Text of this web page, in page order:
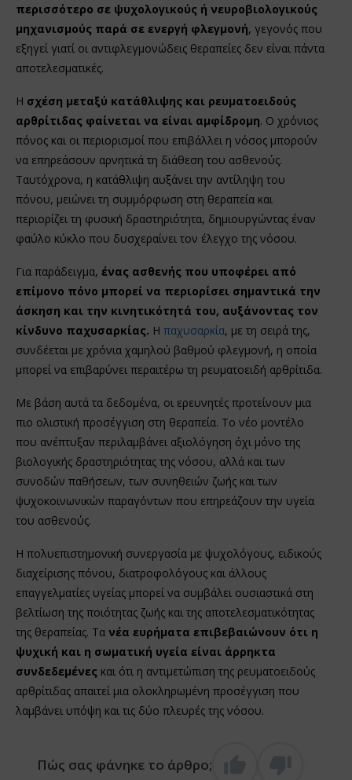
περισσότερο σε ψυχολογικούς ή νευροβιολογικούς
μηχανισμούς παρά σε ενεργή φλεγμονή, γεγονός που
εξηγεί γιατί οι αντιφλεγμονώδεις θεραπείες δεν είναι πάντα
αποτελεσματικές.
Η σχέση μεταξύ κατάθλιψης και ρευματοειδούς
αρθρίτιδας φαίνεται να είναι αμφίδρομη. Ο χρόνιος
πόνος και οι περιορισμοί που επιβάλλει η νόσος μπορούν
να επηρεάσουν αρνητικά τη διάθεση του ασθενούς.
Ταυτόχρονα, η κατάθλιψη αυξάνει την αντίληψη του
πόνου, μειώνει τη συμμόρφωση στη θεραπεία και
περιορίζει τη φυσική δραστηριότητα, δημιουργώντας έναν
φαύλο κύκλο που δυσχεραίνει τον έλεγχο της νόσου.
Για παράδειγμα, ένας ασθενής που υποφέρει από
επίμονο πόνο μπορεί να περιορίσει σημαντικά την
άσκηση και την κινητικότητά του, αυξάνοντας τον
κίνδυνο παχυσαρκίας. Η παχυσαρκία, με τη σειρά της,
συνδέεται με χρόνια χαμηλού βαθμού φλεγμονή, η οποία
μπορεί να επιβαρύνει περαιτέρω τη ρευματοειδή αρθρίτιδα.
Με βάση αυτά τα δεδομένα, οι ερευνητές προτείνουν μια
πιο ολιστική προσέγγιση στη θεραπεία. Το νέο μοντέλο
που ανέπτυξαν περιλαμβάνει αξιολόγηση όχι μόνο της
βιολογικής δραστηριότητας της νόσου, αλλά και των
συνοδών παθήσεων, των συνηθειών ζωής και των
ψυχοκοινωνικών παραγόντων που επηρεάζουν την υγεία
του ασθενούς.
Η πολυεπιστημονική συνεργασία με ψυχολόγους, ειδικούς
διαχείρισης πόνου, διατροφολόγους και άλλους
επαγγελματίες υγείας μπορεί να συμβάλει ουσιαστικά στη
βελτίωση της ποιότητας ζωής και της αποτελεσματικότητας
της θεραπείας. Τα νέα ευρήματα επιβεβαιώνουν ότι η
ψυχική και η σωματική υγεία είναι άρρηκτα
συνδεδεμένες και ότι η αντιμετώπιση της ρευματοειδούς
αρθρίτιδας απαιτεί μια ολοκληρωμένη προσέγγιση που
λαμβάνει υπόψη και τις δύο πλευρές της νόσου.
Πώς σας φάνηκε το άρθρο;